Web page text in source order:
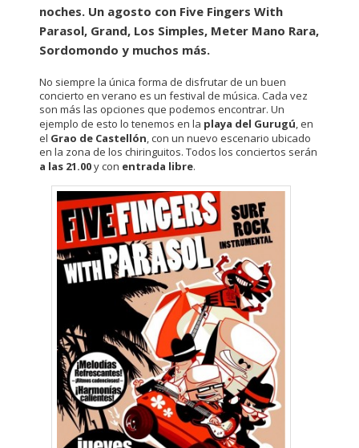
noches. Un agosto con Five Fingers With
Parasol, Grand, Los Simples, Meter Mano Rara,
Sordomondo y muchos más.
No siempre la única forma de disfrutar de un buen
concierto en verano es un festival de música. Cada vez
son más las opciones que podemos encontrar. Un
ejemplo de esto lo tenemos en la playa del Gurugú, en
el Grao de Castellón, con un nuevo escenario ubicado
en la zona de los chiringuitos. Todos los conciertos serán
a las 21.00y con entrada libre.